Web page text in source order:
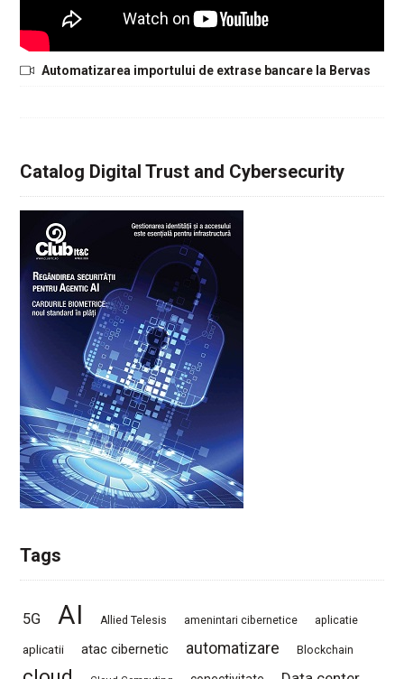
Automatizarea importului de extrase bancare la Bervas
Catalog Digital Trust and Cybersecurity
Tags
5G AI Allied Telesis amenintari cibernetice aplicatie
aplicatii atac cibernetic automatizare Blockchain